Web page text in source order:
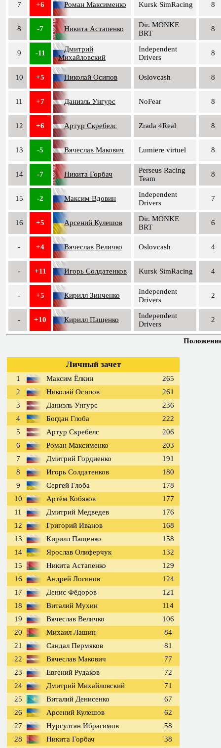
7 +6 Роман Максименко Kursk SimRacing 8
8 -7 Никита Астапенко
Dir. MONKE
BRT
8
9 -11
Дмитрий
Михайловский
Independent
Drivers
8
10 +5 Николай Осипов Oslovcash 8
11 +7 Даниэль Унгурс NoFear 8
12 +6 Артур Скребелс Zrada 4Real 8
13 -5 Вячеслав Макович Lumiere virtuel 8
14 -7 Никита Горбач
Perseus Racing
Team
8
15 -2 Максим Вдовин
Independent
Drivers
7
16 +5 Арсений Кулешов
Dir. MONKE
BRT
6
- +4 Вячеслав Величко Oslovcash 4
- +11 Игорь Солдатенков Kursk SimRacing 4
- +5 Кирилл Зинченко
Independent
Drivers
2
- +10 Кирилл Пащенко
Independent
Drivers
2
Положение
Личный зачет
1 Максим Ёлкин
265
2
Николай Осипов
261
3
Даниэль Унгурс
236
4
Богдан Глоба
222
5
Артур Скребелс
206
6
Роман Максименко
203
7
Дмитрий Гордиенко
191
8
Игорь Солдатенков
180
9
Сергей Глоба
178
10
Артём Кобяков
177
11
Дмитрий Медведев
176
12
Григорий Иванов
168
13
Кирилл Пащенко
158
14
Ярослав Олиферчук
132
15
Никита Астапенко
129
16
Андрей Логинов
124
17
Денис Фёдоров
121
18
Виталий Мухин
114
19
Вячеслав Величко
106
20
Михаил Лашин
84
21
Сандал Пермяков
81
22
Вячеслав Макович
77
23
Евгений Рудаков
72
24
Дмитрий Михайловский
71
25
Виталий Денисенко
67
26
Арсений Кулешов
62
27
Нурсултан Ибрагимов
58
28
Никита Горбач
38